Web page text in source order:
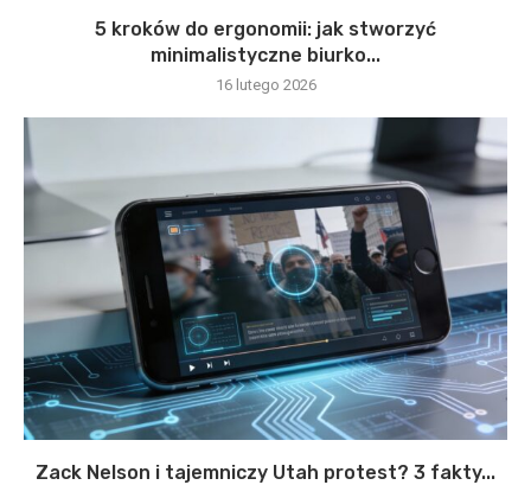
5 kroków do ergonomii: jak stworzyć
minimalistyczne biurko...
16 lutego 2026
Zack Nelson i tajemniczy Utah protest? 3 fakty...